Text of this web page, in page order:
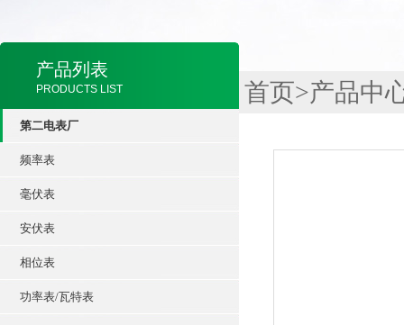
产品列表
PRODUCTS LIST
第二电表厂
频率表
毫伏表
安伏表
相位表
功率表/瓦特表
首页>产品中